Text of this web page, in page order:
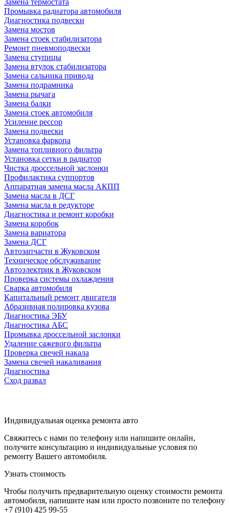
Промывка радиатора автомобиля
Диагностика подвески
Замена мостов
Замена стоек стабилизатора
Ремонт пневмоподвески
Замена ступицы
Замена втулок стабилизатора
Замена сальника привода
Замена подрамника
Замена рычага
Замена балки
Замена стоек автомобиля
Усиление рессор
Замена подвески
Установка фаркопа
Замена топливного фильтра
Установка сетки в радиатор
Чистка дроссельной заслонки
Профилактика суппортов
Аппаратная замена масла АКПП
Замена масла в ДСГ
Замена масла в редукторе
Диагностика и ремонт коробки
Замена коробок
Замена вариатора
Замена ДСГ
Автозапчасти в Жуковском
Техническое обслуживание
Автоэлектрик в Жуковском
Проверка системы охлаждения
Сварка автомобиля
Капитальный ремонт двигателя
Абразивная полировка кузова
Диагностика ЭБУ
Диагностика АБС
Промывка дроссельной заслонки
Удаление сажевого фильтра
Проверка свечей накала
Замена свечей накаливания
Диагностика
Сход развал
Индивидуальная оценка ремонта авто
Свяжитесь с нами по телефону или напишите онлайн,
получите консультацию и индивидуальные условия по
ремонту Вашего автомобиля.
Узнать стоимость
Чтобы получить предварительную оценку стоимости ремонта
автомобиля, напишите нам или просто позвоните по телефону
+7 (910) 425 99-55